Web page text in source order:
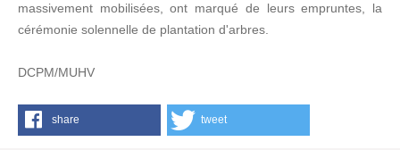
massivement mobilisées, ont marqué de leurs empruntes, la
cérémonie solennelle de plantation d'arbres.
DCPM/MUHV
share tweet